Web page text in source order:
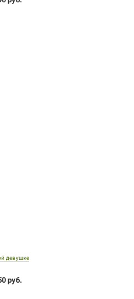
девушке
руб.